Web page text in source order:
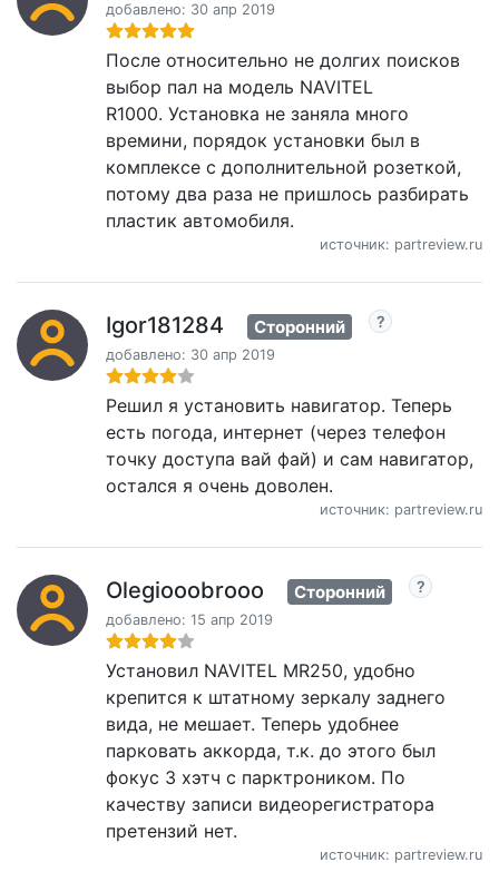
добавлено: 30 апр 2019
После относительно не долгих поисков
выбор пал на модель NAVITEL
R1000. Установка не заняла много
времини, порядок установки был в
комплексе с дополнительной розеткой,
потому два раза не пришлось разбирать
пластик автомобиля.
источник: partreview.ru
Igor181284 Сторонний
добавлено: 30 апр 2019
Решил я установить навигатор. Теперь
есть погода, интернет (через телефон
точку доступа вай фай) и сам навигатор,
остался я очень доволен.
источник: partreview.ru
Olegiooobrooo Сторонний
добавлено: 15 апр 2019
Установил NAVITEL MR250, удобно
крепится к штатному зеркалу заднего
вида, не мешает. Теперь удобнее
парковать аккорда, т.к. до этого был
фокус 3 хэтч с парктроником. По
качеству записи видеорегистратора
претензий нет.
источник: partreview.ru